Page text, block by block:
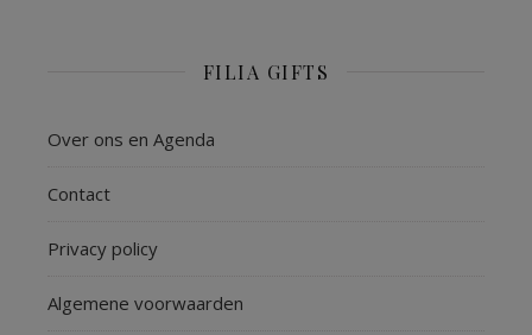
FILIA GIFTS
Over ons en Agenda
Contact
Privacy policy
Algemene voorwaarden